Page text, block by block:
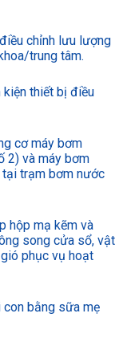
chỉnh lưu lượng
trung tâm.
kiện thiết bị điều
cơ máy bơm
2) và máy bơm
tại trạm bơm nước
hộp mạ kẽm và
song cửa sổ, vật
phục vụ hoạt
con bằng sữa mẹ